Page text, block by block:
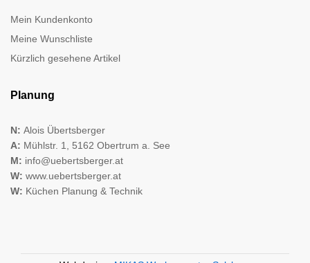
Mein Kundenkonto
Meine Wunschliste
Kürzlich gesehene Artikel
Planung
N: Alois Übertsberger
A: Mühlstr. 1, 5162 Obertrum a. See
M: info@uebertsberger.at
W: www.uebertsberger.at
W: Küchen Planung & Technik